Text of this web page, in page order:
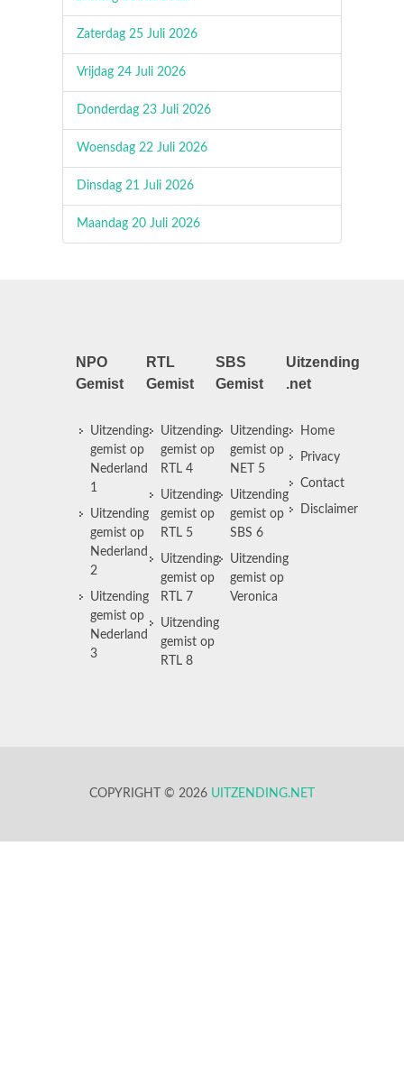
Zaterdag 25 Juli 2026
Vrijdag 24 Juli 2026
Donderdag 23 Juli 2026
Woensdag 22 Juli 2026
Dinsdag 21 Juli 2026
Maandag 20 Juli 2026
NPO
Gemist
Uitzending
gemist op
Nederland
1
Uitzending
gemist op
Nederland
2
Uitzending
gemist op
Nederland
3
RTL
Gemist
Uitzending
gemist op
RTL 4
Uitzending
gemist op
RTL 5
Uitzending
gemist op
RTL 7
Uitzending
gemist op
RTL 8
SBS
Gemist
Uitzending
gemist op
NET 5
Uitzending
gemist op
SBS 6
Uitzending
gemist op
Veronica
Uitzending
.net
Home
Privacy
Contact
Disclaimer
COPYRIGHT © 2026 UITZENDING.NET